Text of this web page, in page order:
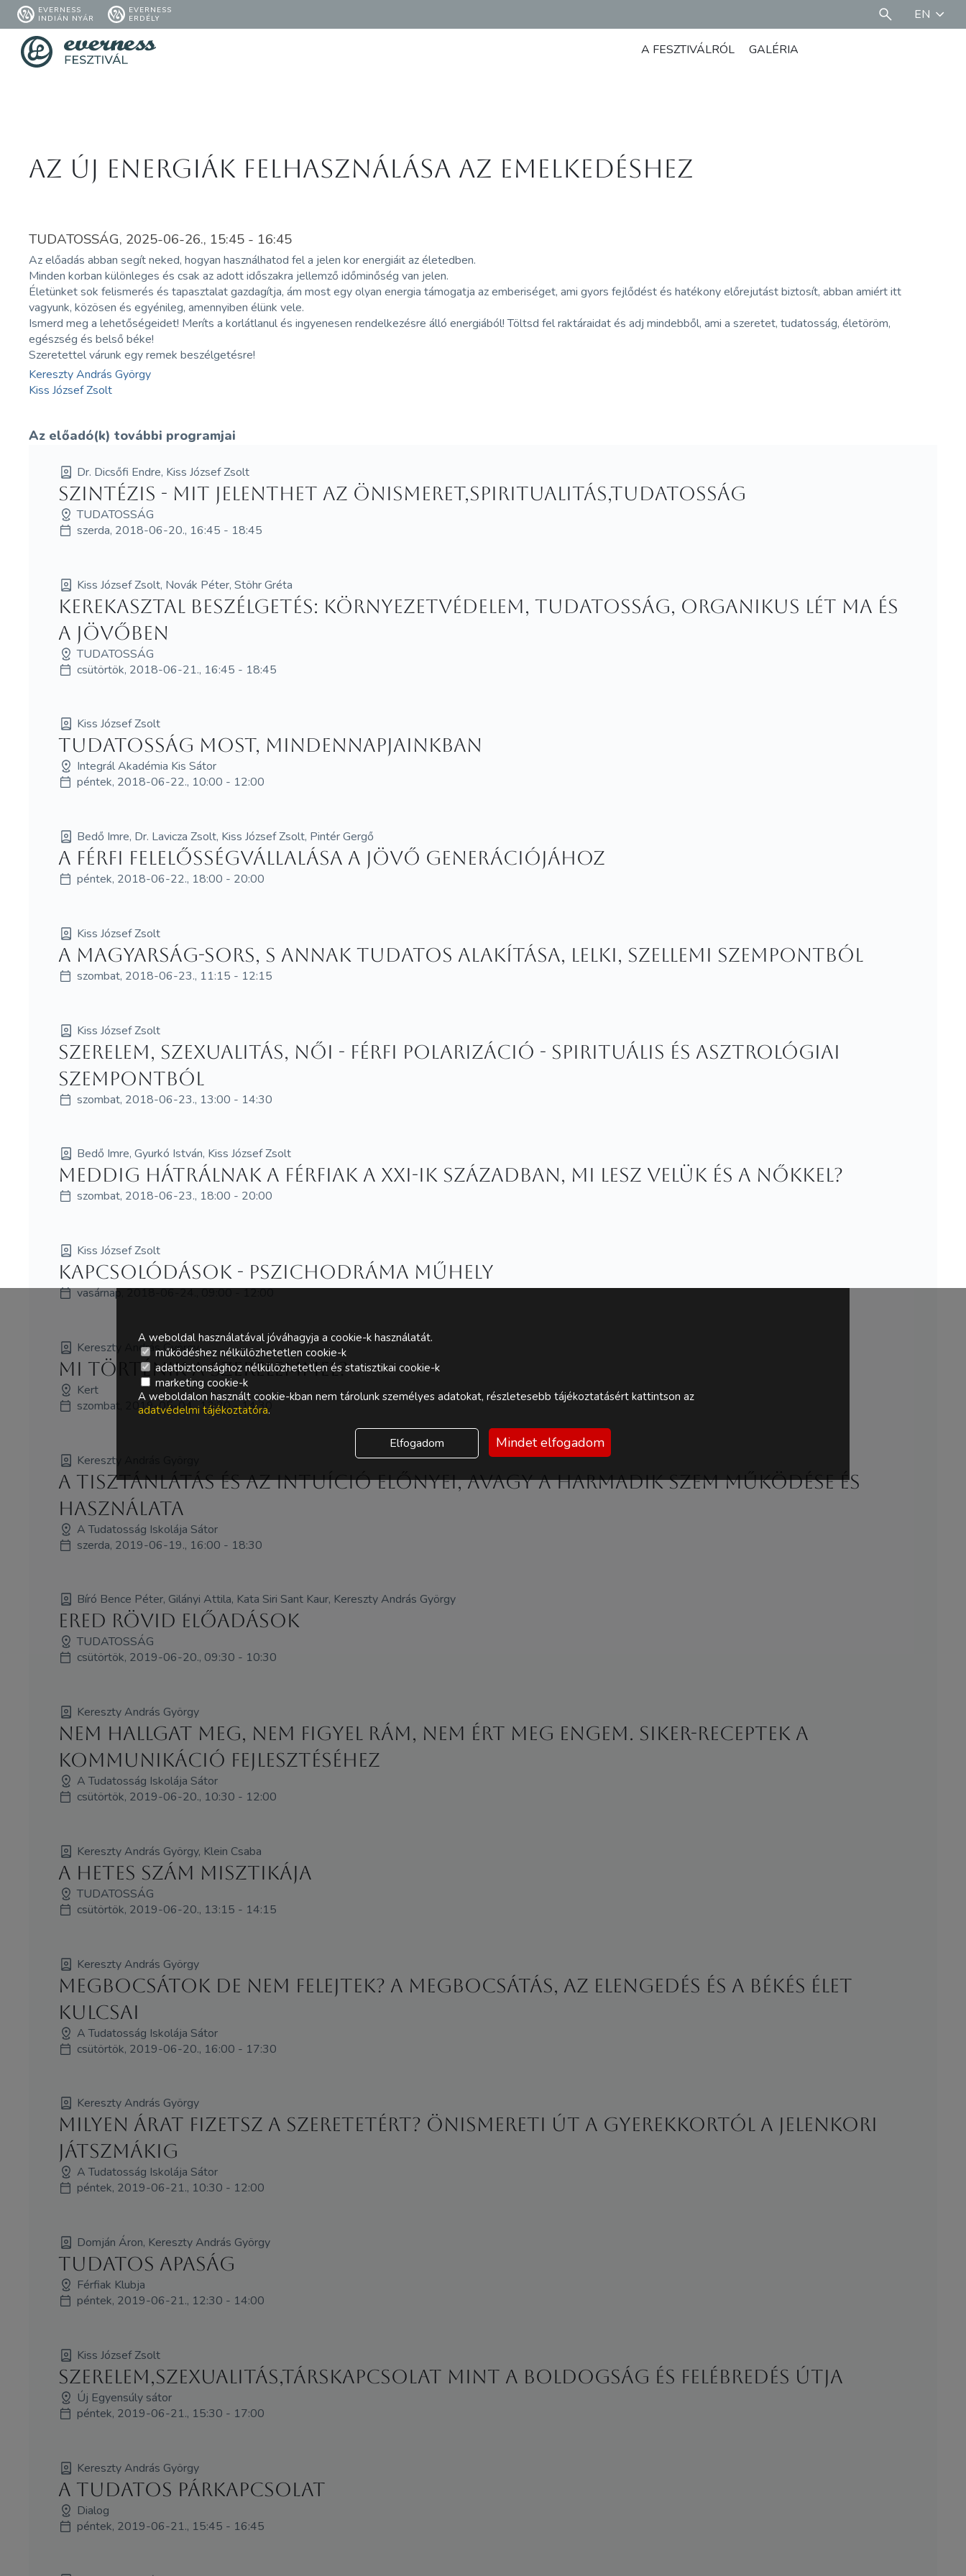
EVERNESS
INDIÁN NYÁR
EVERNESS
ERDÉLY
EN
A FESZTIVÁLRÓL GALÉRIA
Az új energiák felhasználása az emelkedéshez
TUDATOSSÁG, 2025-06-26., 15:45 - 16:45
Az előadás abban segít neked, hogyan használhatod fel a jelen kor energiáit az életedben.
Minden korban különleges és csak az adott időszakra jellemző időminőség van jelen.
Életünket sok felismerés és tapasztalat gazdagítja, ám most egy olyan energia támogatja az emberiséget, ami gyors fejlődést és hatékony előrejutást biztosít, abban amiért itt
vagyunk, közösen és egyénileg, amennyiben élünk vele.
Ismerd meg a lehetőségeidet! Meríts a korlátlanul és ingyenesen rendelkezésre álló energiából! Töltsd fel raktáraidat és adj mindebből, ami a szeretet, tudatosság, életöröm,
egészség és belső béke!
Szeretettel várunk egy remek beszélgetésre!
Kereszty András György
Kiss József Zsolt
Az előadó(k) további programjai
Dr. Dicsőfi Endre, Kiss József Zsolt
Szintézis - Mit jelenthet az önismeret,spiritualitás,tudatosság
TUDATOSSÁG
szerda, 2018-06-20., 16:45 - 18:45
Kiss József Zsolt, Novák Péter, Stöhr Gréta
Kerekasztal beszélgetés: környezetvédelem, tudatosság, organikus lét ma és
a jövőben
TUDATOSSÁG
csütörtök, 2018-06-21., 16:45 - 18:45
Kiss József Zsolt
Tudatosság most, mindennapjainkban
Integrál Akadémia Kis Sátor
péntek, 2018-06-22., 10:00 - 12:00
Bedő Imre, Dr. Lavicza Zsolt, Kiss József Zsolt, Pintér Gergő
A férfi felelősségvállalása a jövő generációjához
péntek, 2018-06-22., 18:00 - 20:00
Kiss József Zsolt
A magyarság-sors, s annak tudatos alakítása, lelki, szellemi szempontból
szombat, 2018-06-23., 11:15 - 12:15
Kiss József Zsolt
Szerelem, szexualitás, női - férfi polarizáció - spirituális és asztrológiai
szempontból
szombat, 2018-06-23., 13:00 - 14:30
Bedő Imre, Gyurkó István, Kiss József Zsolt
Meddig hátrálnak a férfiak a XXI-ik században, mi lesz velük és a nőkkel?
szombat, 2018-06-23., 18:00 - 20:00
Kiss József Zsolt
Kapcsolódások - Pszichodráma műhely
vasárnap, 2018-06-24., 09:00 - 12:00
Kereszty András György
Mi történik a Szerelemmel?
Kert
szombat, 2019-05-04., 13:30 - 14:30
Kereszty András György
A TISZTÁNLÁTÁS ÉS AZ INTUÍCIÓ ELŐNYEI, AVAGY A HARMADIK SZEM MŰKÖDÉSE ÉS
HASZNÁLATA
A Tudatosság Iskolája Sátor
szerda, 2019-06-19., 16:00 - 18:30
Bíró Bence Péter, Gilányi Attila, Kata Siri Sant Kaur, Kereszty András György
ERED rövid előadások
TUDATOSSÁG
csütörtök, 2019-06-20., 09:30 - 10:30
Kereszty András György
NEM HALLGAT MEG, NEM FIGYEL RÁM, NEM ÉRT MEG ENGEM. SIKER-RECEPTEK A
KOMMUNIKÁCIÓ FEJLESZTÉSÉHEZ
A Tudatosság Iskolája Sátor
csütörtök, 2019-06-20., 10:30 - 12:00
Kereszty András György, Klein Csaba
A hetes szám misztikája
TUDATOSSÁG
csütörtök, 2019-06-20., 13:15 - 14:15
Kereszty András György
MEGBOCSÁTOK DE NEM FELEJTEK? A MEGBOCSÁTÁS, AZ ELENGEDÉS ÉS A BÉKÉS ÉLET
KULCSAI
A Tudatosság Iskolája Sátor
csütörtök, 2019-06-20., 16:00 - 17:30
Kereszty András György
MILYEN ÁRAT FIZETSZ A SZERETETÉRT? ÖNISMERETI ÚT A GYEREKKORTÓL A JELENKORI
JÁTSZMÁKIG
A Tudatosság Iskolája Sátor
péntek, 2019-06-21., 10:30 - 12:00
Domján Áron, Kereszty András György
Tudatos apaság
Férfiak Klubja
péntek, 2019-06-21., 12:30 - 14:00
Kiss József Zsolt
Szerelem,szexualitás,társkapcsolat mint a boldogság és felébredés útja
Új Egyensúly sátor
péntek, 2019-06-21., 15:30 - 17:00
Kereszty András György
A tudatos párkapcsolat
Dialog
péntek, 2019-06-21., 15:45 - 16:45
A weboldal használatával jóváhagyja a cookie-k használatát.
működéshez nélkülözhetetlen cookie-k
adatbiztonsághoz nélkülözhetetlen és statisztikai cookie-k
marketing cookie-k
A weboldalon használt cookie-kban nem tárolunk személyes adatokat, részletesebb tájékoztatásért kattintson az
adatvédelmi tájékoztatóra.
Elfogadom Mindet elfogadom